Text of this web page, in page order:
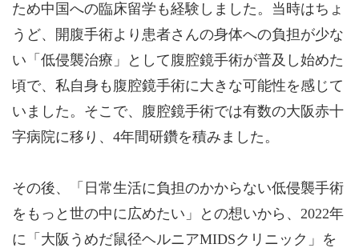
ため中国への臨床留学も経験しました。当時はちょ
うど、開腹手術より患者さんの身体への負担が少な
い「低侵襲治療」として腹腔鏡手術が普及し始めた
頃で、私自身も腹腔鏡手術に大きな可能性を感じて
いました。そこで、腹腔鏡手術では有数の大阪赤十
字病院に移り、4年間研鑽を積みました。
その後、「日常生活に負担のかからない低侵襲手術
をもっと世の中に広めたい」との想いから、2022年
に「大阪うめだ鼠径ヘルニアMIDSクリニック」を